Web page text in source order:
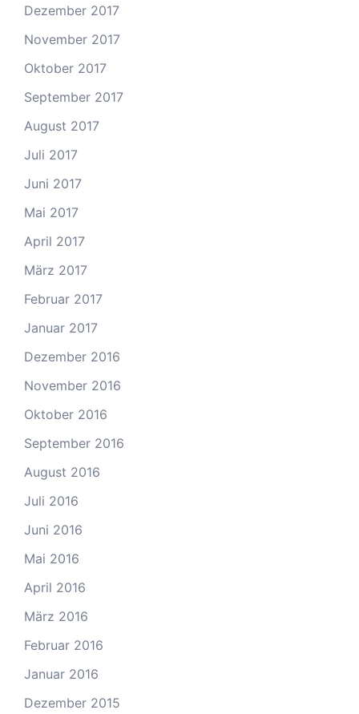
Dezember 2017
November 2017
Oktober 2017
September 2017
August 2017
Juli 2017
Juni 2017
Mai 2017
April 2017
März 2017
Februar 2017
Januar 2017
Dezember 2016
November 2016
Oktober 2016
September 2016
August 2016
Juli 2016
Juni 2016
Mai 2016
April 2016
März 2016
Februar 2016
Januar 2016
Dezember 2015